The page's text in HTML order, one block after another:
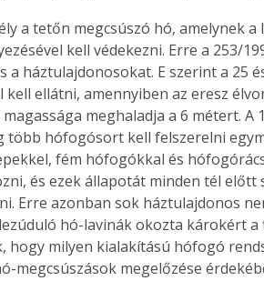
a tetőn megcsúszó hó, amelynek
kell védekezni. Erre a 253/
a háztulajdonosokat. E szerint a 25
ellátni, amennyiben az eresz
meghaladja a 6 métert.
több hófogósort kell felszerelni
fém hófogókkal és
és ezek állapotát minden tél előtt
Erre azonban sok háztulajdonos
hó-lavinák okozta károkért
hogy milyen kialakítású hófogó
megcsúszások megelőzése